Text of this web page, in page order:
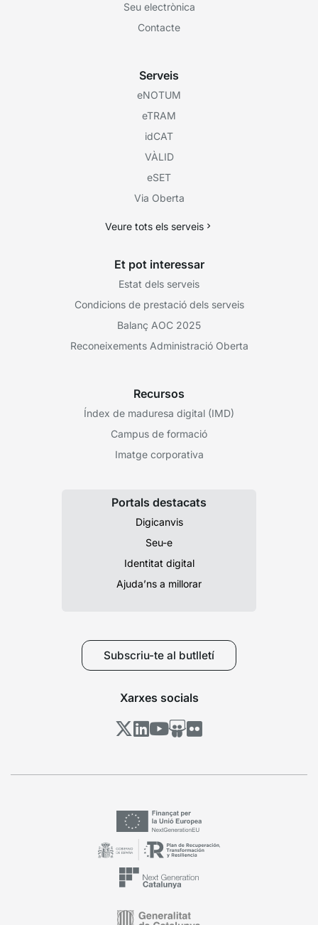
Seu electrònica
Contacte
Serveis
eNOTUM
eTRAM
idCAT
VÀLID
eSET
Via Oberta
Veure tots els serveis
Et pot interessar
Estat dels serveis
Condicions de prestació dels serveis
Balanç AOC 2025
Reconeixements Administració Oberta
Recursos
Índex de maduresa digital (IMD)
Campus de formació
Imatge corporativa
Portals destacats
Digicanvis
Seu-e
Identitat digital
Ajuda’ns a millorar
Subscriu-te al butlletí
Xarxes socials